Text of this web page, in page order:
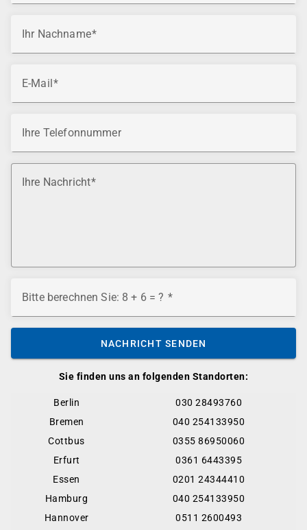
Sie finden uns an folgenden Standorten:
Berlin
030 28493760
Bremen
040 254133950
Cottbus
0355 86950060
Erfurt
0361 6443395
Essen
0201 24344410
Hamburg
040 254133950
Hannover
0511 2600493
Ihr Nachname
E-Mail
Ihre Telefonnummer
Ihre Nachricht
Bitte berechnen Sie: 8 + 6 = ?
NACHRICHT SENDEN